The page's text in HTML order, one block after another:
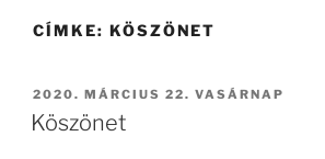
CÍMKE: KÖSZÖNET
BEKÜLDVE:
2020. MÁRCIUS 22. VASÁRNAP
Köszönet